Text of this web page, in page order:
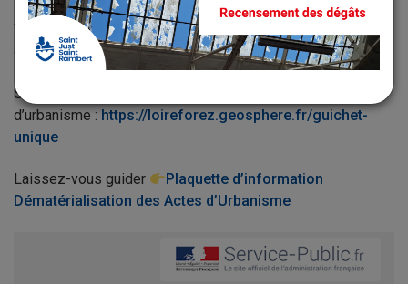
Vous pouvez désormais réaliser vos démarches
d’urbanisme en ligne !
Site internet pour la dématérialisation des actes
d’urbanisme :https://loireforez.geosphere.fr/guichet-
unique
Laissez-vous guider
Plaquette d’information
Dématérialisation des Actes d’Urbanisme